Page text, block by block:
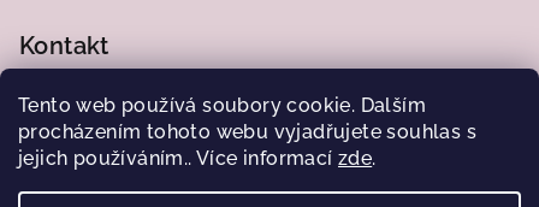
Tento web používá soubory cookie. Dalším
procházením tohoto webu vyjadřujete souhlas s
jejich používáním.. Více informací zde.
y
v
ý
p
i
Kontakt
frantiska.j@centrum.cz
776564185